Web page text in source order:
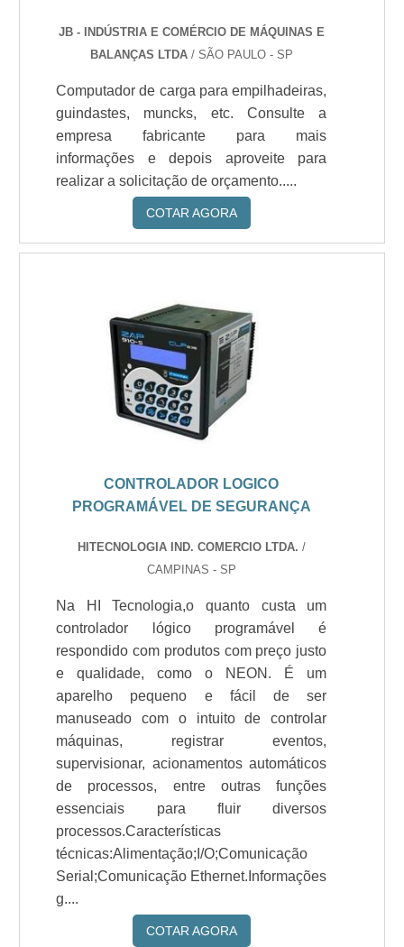
JB - INDÚSTRIA E COMÉRCIO DE MÁQUINAS E
BALANÇAS LTDA/ SÃO PAULO - SP
Computador de carga para empilhadeiras,
guindastes, muncks, etc. Consulte a
empresa fabricante para mais
informações e depois aproveite para
realizar a solicitação de orçamento.....
COTAR AGORA
CONTROLADOR LOGICO
PROGRAMÁVEL DE SEGURANÇA
HITECNOLOGIA IND. COMERCIO LTDA. /
CAMPINAS - SP
Na HI Tecnologia,o quanto custa um
controlador lógico programável é
respondido com produtos com preço justo
e qualidade, como o NEON. É um
aparelho pequeno e fácil de ser
manuseado com o intuito de controlar
máquinas, registrar eventos,
supervisionar, acionamentos automáticos
de processos, entre outras funções
essenciais para fluir diversos
processos.Características
técnicas:Alimentação;I/O;Comunicação
Serial;Comunicação Ethernet.Informações
g....
COTAR AGORA